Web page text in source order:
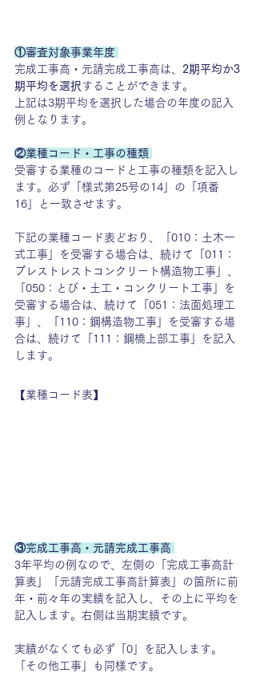
①審査対象事業年度
完成工事高・元請完成工事高は、 2期平均か3
期平均を選択することができます。
上記は3期平均を選択した場合の年度の記入
例となります。
②業種コード・工事の種類
受審する業種のコードと工事の種類を記入し
ます。必ず「様式第25号の14」の「項番
16」と一致させます。
下記の業種コード表どおり、「010：土木一
式工事」を受審する場合は、続けて「011：
プレストレストコンクリート構造物工事」、
「050：とび・土工・コンクリート工事」を
受審する場合は、続けて「051：法面処理工
事」、「110：鋼構造物工事」を受審する場
合は、続けて「111：鋼橋上部工事」を記入
します。
【業種コード表】
③完成工事高・元請完成工事高
3年平均の例なので、左側の「完成工事高計
算表」「元請完成工事高計算表」の箇所に前
年・前々年の実績を記入し、その上に平均を
記入します。右側は当期実績です。
実績がなくても必ず「0」を記入します。
「その他工事」も同様です。